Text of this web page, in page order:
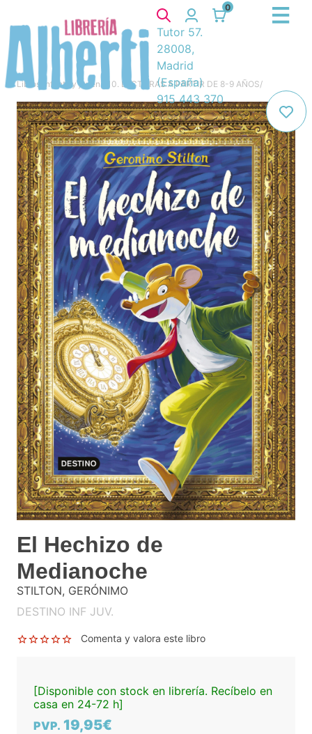
0
Tutor 57.
28008,
Madrid
(España)
915 443 370
Libros Infantil y juvenil 10. LECTURAS A PARTIR DE 8-9 AÑOS/
El Hechizo de
Medianoche
STILTON, GERÓNIMO
DESTINO INF JUV.
Comenta y valora este libro
[Disponible con stock en librería. Recíbelo en
casa en 24-72 h]
PVP. 19,95€